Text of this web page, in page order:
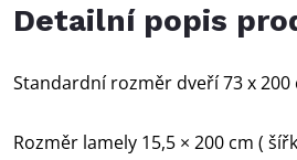
Detailní popis
Standardní rozměr dveří 73 x 200
Rozměr lamely 15,5 × 200 cm (